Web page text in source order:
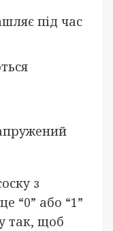
під час
з
“0” або “1”
так, щоб